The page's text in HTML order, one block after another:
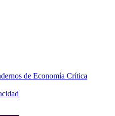
de Economía Crítica